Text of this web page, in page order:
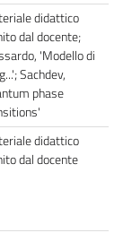
didattico
dal docente;
'Modello di
Sachdev,
phase
didattico
dal docente